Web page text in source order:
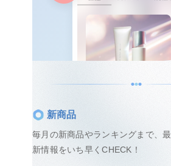
新商品
毎月の新商品やランキングまで、最
新情報をいち早くCHECK！